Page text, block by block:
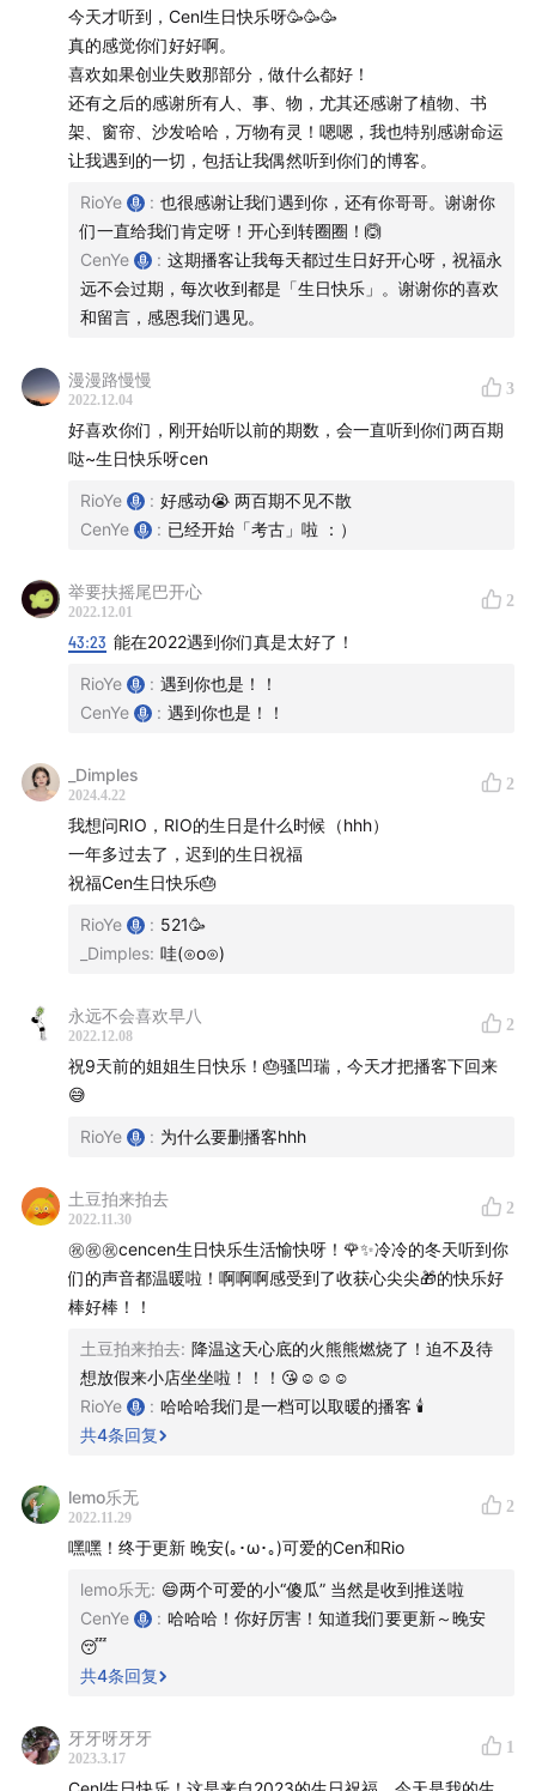
时间戳：
炑星迹开头
00:00 祝 Cen 男女士 生日快乐
00:33这是一期特别的生日访谈节目
01:43大家可以留言你们好奇的问题
进入正片
02:19突如其来的采访【主持人：Rio】【采访嘉宾：
03:20【Q1：很多热心网友，都好奇你觉得今年收到生
日礼物怎么样？】
08:40【Q2：你觉得创业的这一年多对你来说意味着什
么？】
【Q3：有没有量变达到质变的转折点可以分
享？】
自己说些什么？】
19:48【Q5：如果给那个时候的自己推荐一本书，会推
荐哪一本？】
20:23【Q6：你怎么看待「炑星迹」一路以来的创业旅
26:51【Q7：有没有想过「炑星迹」会不会消失？我们
会不会创业失败？】
28:47【Q8：有没有想过下一个生日的自己会是什么样
子的？】
吗？】
36:50 【Q10：Cen 突然问 Rio 有没有什么要对她说
的？ 】
42:36【祝福大家，感谢每一个人，希望大家天天快
乐！】
43:27 Luvea - 生日快乐
封面故事：空灵鼓的祝福
片尾音乐合集链接：炑星迹播客 I 推荐音乐
炑星迹的书单合集：炑星迹 I 阅读书单
🪐 关于「炑星迹
「炑星迹」，炑是mù，意思是「火炽燃烧」，象征着光，
我们希望再微弱的光也可以穿越星际。
Hi，大家好，我们是「炑星迹」主理人 Rio 和 Cen，我们
很喜欢「播客」，也希望通过声音的形式和大家分享我们
的创业故事、在舟山的生活、最近看的书和影视、对手作
今天才听到，Cenl生日快乐呀🥳🥳🥳
真的感觉你们好好啊。
喜欢如果创业失败那部分，做什么都好！
还有之后的感谢所有人、事、物，尤其还感谢了植物、书
架、窗帘、沙发哈哈，万物有灵！嗯嗯，我也特别感谢命运
让我遇到的一切，包括让我偶然听到你们的博客。
RioYe : 也很感谢让我们遇到你，还有你哥哥。谢谢你
们一直给我们肯定呀！开心到转圈圈！🙆
CenYe
: 这期播客让我每天都过生日好开心呀，祝福永
远不会过期，每次收到都是「生日快乐」。谢谢你的喜欢
和留言，感恩我们遇见。
漫漫路慢慢
2022.12.04
3
好喜欢你们，刚开始听以前的期数，会一直听到你们两百期
哒~生日快乐呀cen
RioYe : 好感动😭 两百期不见不散
CenYe
: 已经开始「考古」啦 ：）
举要扶摇尾巴开心
2022.12.01
2
43:23 能在2022遇到你们真是太好了！
RioYe : 遇到你也是！！
CenYe
: 遇到你也是！！
_Dimples
2024.4.22
2
我想问RIO，RIO的生日是什么时候（hhh）
一年多过去了，迟到的生日祝福
祝福Cen生日快乐🎂
RioYe : 521🥳
_Dimples: 哇(⊙o⊙)
永远不会喜欢早八
2022.12.08
2
祝9天前的姐姐生日快乐！🎂骚凹瑞，今天才把播客下回来
😅
RioYe : 为什么要删播客hhh
土豆拍来拍去
2022.11.30
2
㊗️㊗️㊗️cencen生日快乐生活愉快呀！🌹✨冷冷的冬天听到你
们的声音都温暖啦！啊啊啊感受到了收获心尖尖🎁的快乐好
棒好棒！！
土豆拍来拍去: 降温这天心底的火熊熊燃烧了！迫不及待
想放假来小店坐坐啦！！！😘☺️☺️☺️
RioYe
: 哈哈哈我们是一档可以取暖的播客 🕯️
共4条回复
lemo乐无
2022.11.29
2
嘿嘿！终于更新 晚安(｡･ω･｡)可爱的Cen和Rio
lemo乐无: 😄两个可爱的小“傻瓜” 当然是收到推送啦
CenYe
: 哈哈哈！你好厉害！知道我们要更新～晚安
😴
共4条回复
牙牙呀牙牙
2023.3.17
1